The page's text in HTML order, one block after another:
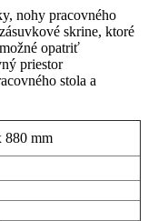
nohy pracovného
skrine, ktoré
opatriť
priestor
stola a
880 mm